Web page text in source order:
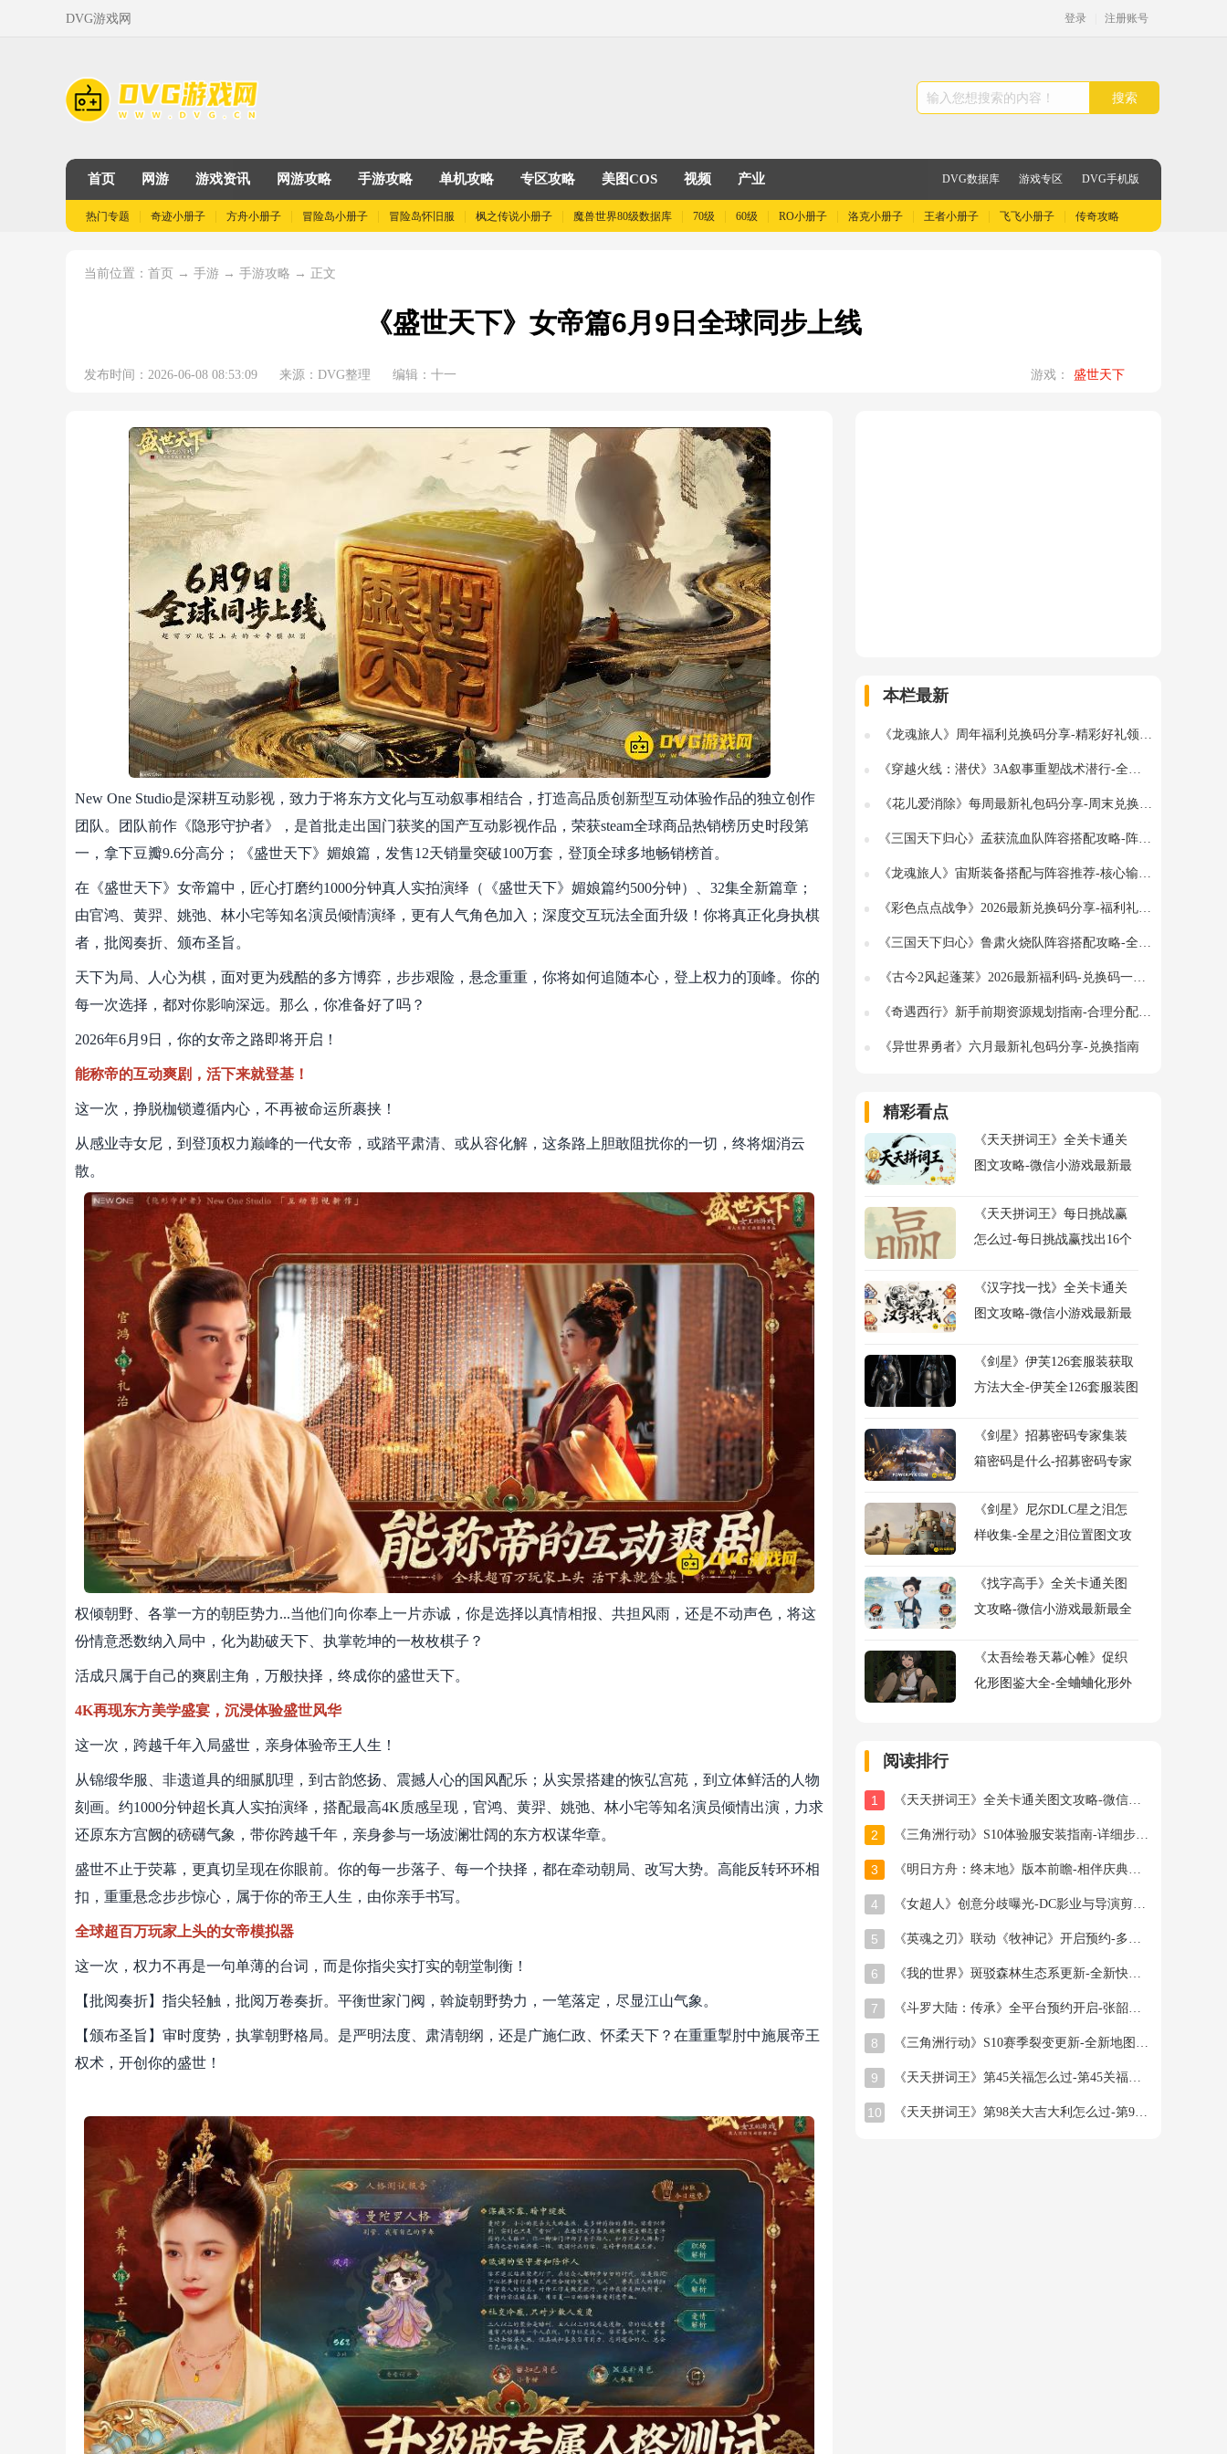
DVG游戏网 登录 注册账号
搜索
首页 网游 游戏资讯 网游攻略 手游攻略 单机攻略 专区攻略 美图COS 视频 产业 DVG数据库 游戏专区 DVG手机版
热门专题 奇迹小册子 方舟小册子 冒险岛小册子 冒险岛怀旧服 枫之传说小册子 魔兽世界80级数据库 70级 60级 RO小册子 洛克小册子 王者小册子 飞飞小册子 传奇攻略
当前位置： 首页 → 手游 → 手游攻略 → 正文
《盛世天下》女帝篇6月9日全球同步上线
发布时间：2026-06-08 08:53:09 来源：DVG整理 编辑：十一 游戏： 盛世天下
New One Studio是深耕互动影视，致力于将东方文化与互动叙事相结合，打造高品质创新型互动体验作品的独立创作
团队。团队前作《隐形守护者》，是首批走出国门获奖的国产互动影视作品，荣获steam全球商品热销榜历史时段第
一，拿下豆瓣9.6分高分；《盛世天下》媚娘篇，发售12天销量突破100万套，登顶全球多地畅销榜首。
在《盛世天下》女帝篇中，匠心打磨约1000分钟真人实拍演绎（《盛世天下》媚娘篇约500分钟）、32集全新篇章；
由官鸿、黄羿、姚弛、林小宅等知名演员倾情演绎，更有人气角色加入；深度交互玩法全面升级！你将真正化身执棋
者，批阅奏折、颁布圣旨。
天下为局、人心为棋，面对更为残酷的多方博弈，步步艰险，悬念重重，你将如何追随本心，登上权力的顶峰。你的
每一次选择，都对你影响深远。那么，你准备好了吗？
2026年6月9日，你的女帝之路即将开启！
能称帝的互动爽剧，活下来就登基！
这一次，挣脱枷锁遵循内心，不再被命运所裹挟！
从感业寺女尼，到登顶权力巅峰的一代女帝，或踏平肃清、或从容化解，这条路上胆敢阻扰你的一切，终将烟消云
散。
权倾朝野、各掌一方的朝臣势力...当他们向你奉上一片赤诚，你是选择以真情相报、共担风雨，还是不动声色，将这
份情意悉数纳入局中，化为勘破天下、执掌乾坤的一枚枚棋子？
活成只属于自己的爽剧主角，万般抉择，终成你的盛世天下。
4K再现东方美学盛宴，沉浸体验盛世风华
这一次，跨越千年入局盛世，亲身体验帝王人生！
从锦缎华服、非遗道具的细腻肌理，到古韵悠扬、震撼人心的国风配乐；从实景搭建的恢弘宫苑，到立体鲜活的人物
刻画。约1000分钟超长真人实拍演绎，搭配最高4K质感呈现，官鸿、黄羿、姚弛、林小宅等知名演员倾情出演，力求
还原东方宫阙的磅礴气象，带你跨越千年，亲身参与一场波澜壮阔的东方权谋华章。
盛世不止于荧幕，更真切呈现在你眼前。你的每一步落子、每一个抉择，都在牵动朝局、改写大势。高能反转环环相
扣，重重悬念步步惊心，属于你的帝王人生，由你亲手书写。
全球超百万玩家上头的女帝模拟器
这一次，权力不再是一句单薄的台词，而是你指尖实打实的朝堂制衡！
【批阅奏折】指尖轻触，批阅万卷奏折。平衡世家门阀，斡旋朝野势力，一笔落定，尽显江山气象。
【颁布圣旨】审时度势，执掌朝野格局。是严明法度、肃清朝纲，还是广施仁政、怀柔天下？在重重掣肘中施展帝王
权术，开创你的盛世！
本栏最新
《龙魂旅人》周年福利兑换码分享-精彩好礼领取指南
《穿越火线：潜伏》3A叙事重塑战术潜行-全球发行引领新体验
《花儿爱消除》每周最新礼包码分享-周末兑换码一览
《三国天下归心》孟获流血队阵容搭配攻略-阵容与技能详解
《龙魂旅人》宙斯装备搭配与阵容推荐-核心输出与控场解析
《彩色点点战争》2026最新兑换码分享-福利礼包领取指南
《三国天下归心》鲁肃火烧队阵容搭配攻略-全面解析阵容与技能
《古今2风起蓬莱》2026最新福利码-兑换码一览分享
《奇遇西行》新手前期资源规划指南-合理分配助力成长
《异世界勇者》六月最新礼包码分享-兑换指南
精彩看点
《天天拼词王》全关卡通关
图文攻略-微信小游戏最新最
《天天拼词王》每日挑战赢
怎么过-每日挑战赢找出16个
《汉字找一找》全关卡通关
图文攻略-微信小游戏最新最
《剑星》伊芙126套服装获取
方法大全-伊芙全126套服装图
《剑星》招募密码专家集装
箱密码是什么-招募密码专家
《剑星》尼尔DLC星之泪怎
样收集-全星之泪位置图文攻
《找字高手》全关卡通关图
文攻略-微信小游戏最新最全
《太吾绘卷天幕心帷》促织
化形图鉴大全-全蛐蛐化形外
阅读排行
1 《天天拼词王》全关卡通关图文攻略-微信小游戏最新最全关卡通关图文攻略
2 《三角洲行动》S10体验服安装指南-详细步骤与注意事项
3 《明日方舟：终末地》版本前瞻-相伴庆典与新干员登场
4 《女超人》创意分歧曝光-DC影业与导演剪辑之争
5 《英魂之刃》联动《牧神记》开启预约-多款旧皮返场半价星陨龙坐骑限时秒杀
6 《我的世界》斑驳森林生态系更新-全新快照版本抢先体验开启
7 《斗罗大陆：传承》全平台预约开启-张韶涵领衔邀你破茧成神
8 《三角洲行动》S10赛季裂变更新-全新地图首领与联动福利
9 《天天拼词王》第45关福怎么过-第45关福找出16个常用字图文攻略
10 《天天拼词王》第98关大吉大利怎么过-第98关大吉大利找出26个常用字图文攻略